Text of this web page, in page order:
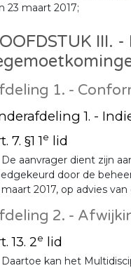
23 maart 2017;
III.
1. -
1. -
7. §1 1e lid
De aanvrager dient zijn
door de
maart 2017, op advies
2. -
13. 2e lid
Daartoe kan het